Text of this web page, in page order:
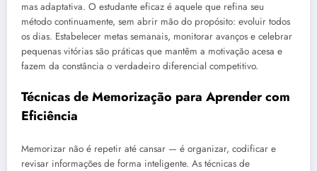
mas adaptativa. O estudante eficaz é aquele que refina seu
método continuamente, sem abrir mão do propósito: evoluir todos
os dias. Estabelecer metas semanais, monitorar avanços e celebrar
pequenas vitórias são práticas que mantêm a motivação acesa e
fazem da constância o verdadeiro diferencial competitivo.
Técnicas de Memorização para Aprender com
Eficiência
Memorizar não é repetir até cansar — é organizar, codificar e
revisar informações de forma inteligente. As técnicas de